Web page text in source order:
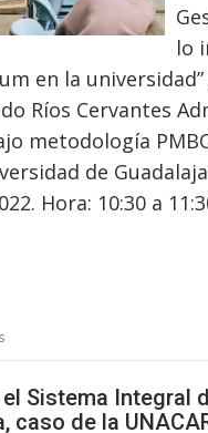
lo
en la
Ríos Cervantes
metodología
de
Hora: 10:30 a
Sistema Integral
caso de la